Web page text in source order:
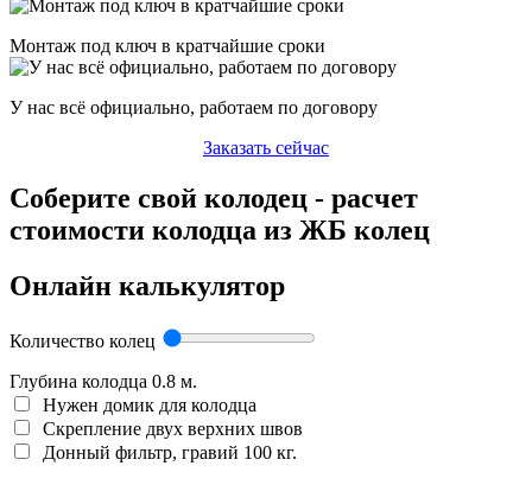
Монтаж под ключ в кратчайшие сроки
У нас всё официально, работаем по договору
Заказать сейчас
Соберите свой колодец - расчет
стоимости колодца из ЖБ колец
Онлайн калькулятор
Количество колец
Глубина колодца 0.8 м.
Нужен домик для колодца
Скрепление двух верхних швов
Донный фильтр, гравий 100 кг.